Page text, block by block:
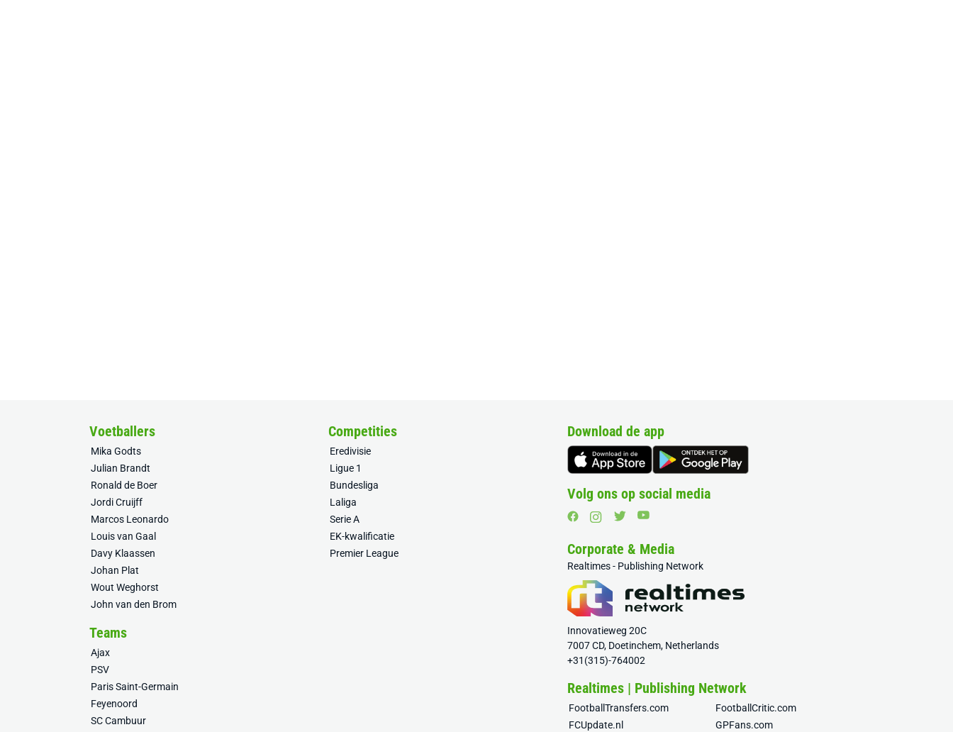
Voetballers
Mika Godts
Julian Brandt
Ronald de Boer
Jordi Cruijff
Marcos Leonardo
Louis van Gaal
Davy Klaassen
Johan Plat
Wout Weghorst
John van den Brom
Competities
Eredivisie
Ligue 1
Bundesliga
Laliga
Serie A
EK-kwalificatie
Premier League
Teams
Ajax
PSV
Paris Saint-Germain
Feyenoord
SC Cambuur
Download de app
Volg ons op social media
Corporate & Media
Realtimes - Publishing Network
Innovatieweg 20C
7007 CD, Doetinchem, Netherlands
+31(315)-764002
Realtimes | Publishing Network
FootballTransfers.com
FootballCritic.com
FCUpdate.nl
GPFans.com